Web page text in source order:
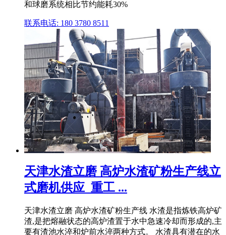
和球磨系统相比节约能耗30%
联系电话: 180 3780 8511
天津水渣立磨 高炉水渣矿粉生产线立
式磨机供应_重工 ...
天津水渣立磨 高炉水渣矿粉生产线 水渣是指炼铁高炉矿
渣,是把熔融状态的高炉渣置于水中急速冷却而形成的,主
要有渣池水淬和炉前水淬两种方式。 水渣具有潜在的水